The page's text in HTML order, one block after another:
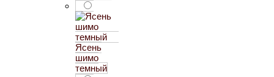
Ясень
шимо
темный